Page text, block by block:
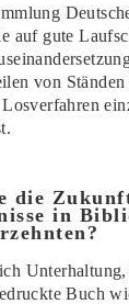
auf gute
von
die
in
Buch